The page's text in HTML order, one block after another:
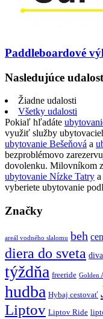
Paddleboardové
Nasledujúce
Žiadne udalosti
Všetky udalosti
Pokiaľ hľadáte
využiť služby
ubytovanie Bešeňová a
bezproblémovo
dovolenku. Milovníkom
ubytovanie Nízke Tatry a
vyberiete ubytovanie
Značky
areál vodného slalomu beh
diera do sveta
týždňa freeride Golden
hudba Hybaj cestovať
Liptov Liptov Ride